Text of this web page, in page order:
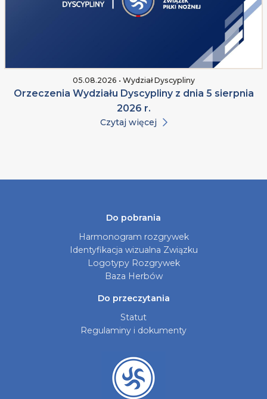
05.08.2026 • Wydział Dyscypliny
Orzeczenia Wydziału Dyscypliny z dnia 5 sierpnia
2026 r.
Czytaj więcej
Do pobrania
Harmonogram rozgrywek
Identyfikacja wizualna Związku
Logotypy Rozgrywek
Baza Herbów
Do przeczytania
Statut
Regulaminy i dokumenty